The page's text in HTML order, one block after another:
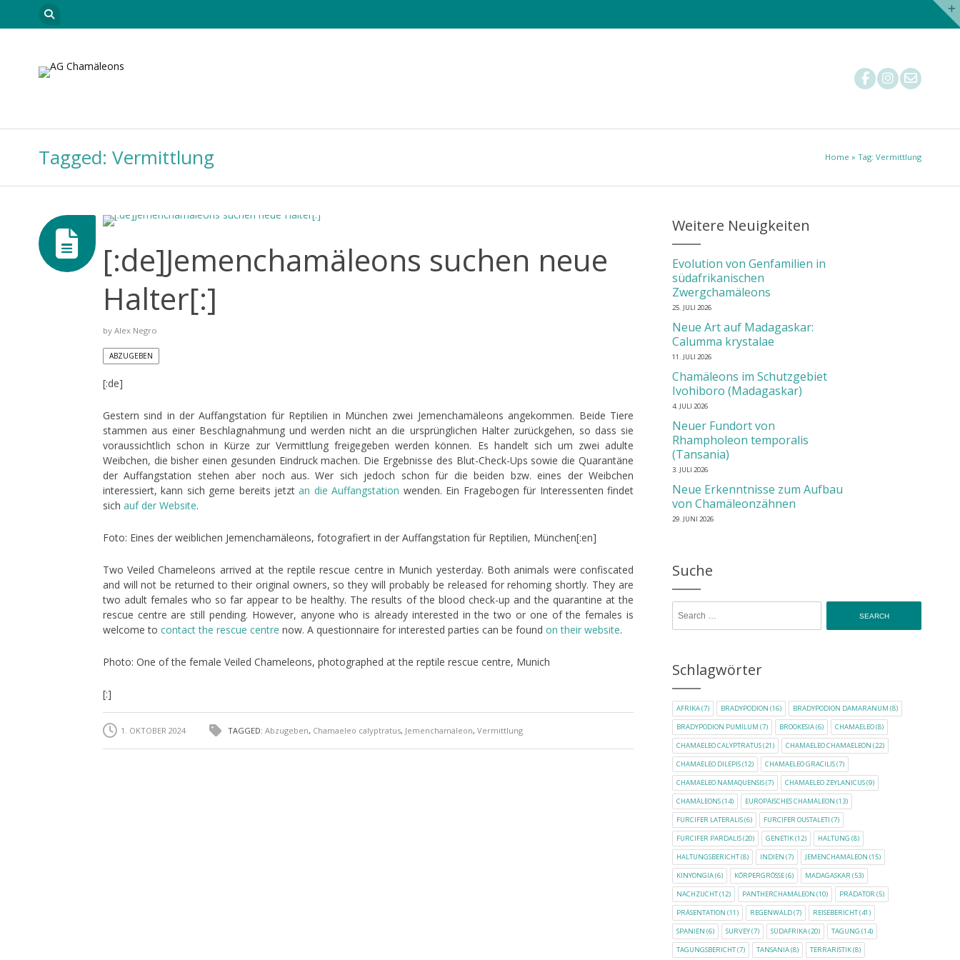
Tagged: Vermittlung Home » Tag: Vermittlung
[:de]Jemenchamäleons suchen neue
Halter[:]
by Alex Negro
ABZUGEBEN
[:de]
Gestern sind in der Auffangstation für Reptilien in München zwei Jemenchamäleons angekommen. Beide Tiere
stammen aus einer Beschlagnahmung und werden nicht an die ursprünglichen Halter zurückgehen, so dass sie
voraussichtlich schon in Kürze zur Vermittlung freigegeben werden können. Es handelt sich um zwei adulte
Weibchen, die bisher einen gesunden Eindruck machen. Die Ergebnisse des Blut-Check-Ups sowie die Quarantäne
der Auffangstation stehen aber noch aus. Wer sich jedoch schon für die beiden bzw. eines der Weibchen
interessiert, kann sich gerne bereits jetztan die Auffangstation wenden. Ein Fragebogen für Interessenten findet
sich auf der Website.
Foto: Eines der weiblichen Jemenchamäleons, fotografiert in der Auffangstation für Reptilien, München[:en]
Two Veiled Chameleons arrived at the reptile rescue centre in Munich yesterday. Both animals were confiscated
and will not be returned to their original owners, so they will probably be released for rehoming shortly. They are
two adult females who so far appear to be healthy. The results of the blood check-up and the quarantine at the
rescue centre are still pending. However, anyone who is already interested in the two or one of the females is
welcome to contact the rescue centre now. A questionnaire for interested parties can be found on their website.
Photo: One of the female Veiled Chameleons, photographed at the reptile rescue centre, Munich
[:]
1. OKTOBER 2024 TAGGED: Abzugeben, Chamaeleo calyptratus, Jemenchamäleon, Vermittlung
Weitere Neuigkeiten
Evolution von Genfamilien in
südafrikanischen
Zwergchamäleons
25. JULI 2026
Neue Art auf Madagaskar:
Calumma krystalae
11. JULI 2026
Chamäleons im Schutzgebiet
Ivohiboro (Madagaskar)
4. JULI 2026
Neuer Fundort von
Rhampholeon temporalis
(Tansania)
3. JULI 2026
Neue Erkenntnisse zum Aufbau
von Chamäleonzähnen
29. JUNI 2026
Suche
Schlagwörter
AFRIKA(7) BRADYPODION (16) BRADYPODION DAMARANUM (8)
BRADYPODION PUMILUM (7) BROOKESIA(6) CHAMAELEO(8)
CHAMAELEO CALYPTRATUS(21) CHAMAELEO CHAMAELEON (22)
CHAMAELEO DILEPIS(12) CHAMAELEO GRACILIS(7)
CHAMAELEO NAMAQUENSIS(7) CHAMAELEO ZEYLANICUS(9)
CHAMÄLEONS(14) EUROPÄISCHES CHAMÄLEON (13)
FURCIFER LATERALIS(6) FURCIFER OUSTALETI (7)
FURCIFER PARDALIS(20) GENETIK(12) HALTUNG (8)
HALTUNGSBERICHT(8) INDIEN (7) JEMENCHAMÄLEON (15)
KINYONGIA(6) KÖRPERGRÖSSE (6) MADAGASKAR(53)
NACHZUCHT(12) PANTHERCHAMÄLEON (10) PRÄDATOR(5)
PRÄSENTATION (11) REGENWALD(7) REISEBERICHT(41)
SPANIEN (6) SURVEY(7) SÜDAFRIKA(20) TAGUNG (14)
TAGUNGSBERICHT(7) TANSANIA(8) TERRARISTIK(8)